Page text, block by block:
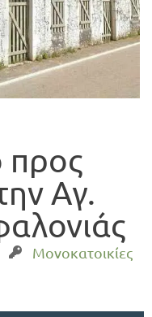
προς
Αγ.
Μονοκατοικίες